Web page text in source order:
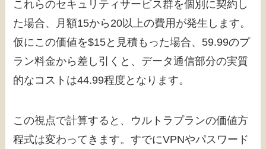
これらのセキュリティサービス群を個別に契約し
た場合、月額15から20以上の費用が発生します。
仮にこの価値を$15と見積もった場合、59.99のプ
ラン料金から差し引くと、データ通信部分の実質
的なコストは44.99程度となります。
この視点で計算すると、ウルトラプランの価値方
程式は変わってきます。すでにVPNやパスワード